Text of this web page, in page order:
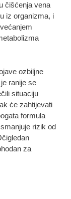
čišćenja vena
iz organizma, i
ozbiljne
ranije se
situaciju
će zahtijevati
formula
rizik od
za